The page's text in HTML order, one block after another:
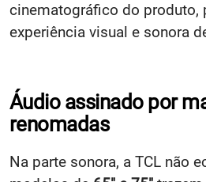
cinematográfico do produto,
experiência visual e sonora
Áudio assinado por
renomadas
Na parte sonora, a TCL não